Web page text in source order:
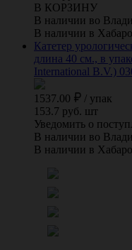
В КОРЗИНУ
В наличии во
В наличии в
Катетер
длина 40 см., в
International B.V.)
1537.00 / упак
153.7 руб. шт
Уведомить о
В наличии во
В наличии в